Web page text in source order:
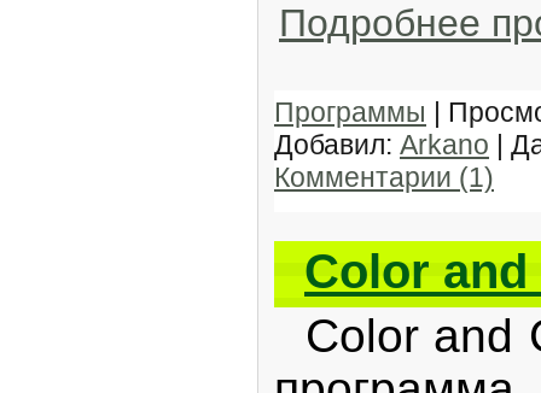
Подробнее
Программы |
Добавил: Arkano |
Комментарии (1)
Color and
Color and